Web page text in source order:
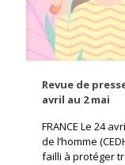
Revue de
avril au 2 mai
FRANCE Le 24
de l’homme
failli à protéger